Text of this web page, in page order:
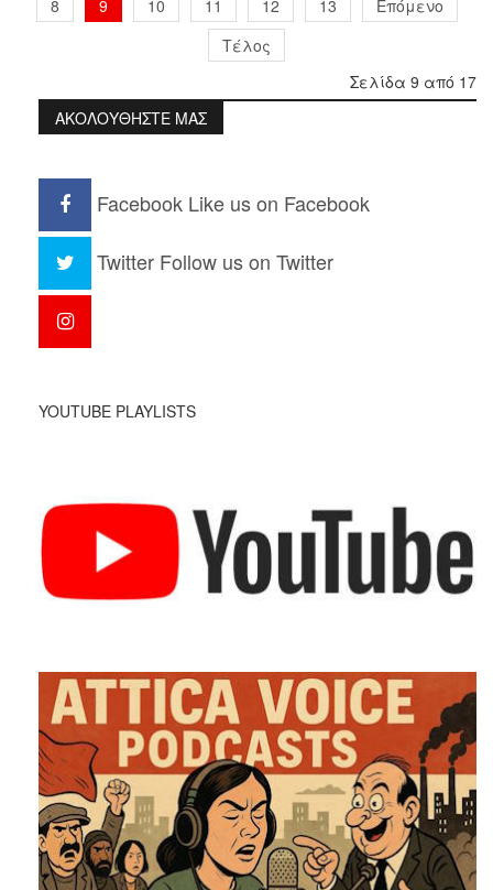
8 9 10 11 12 13
Επόμενο
Τέλος
Σελίδα 9 από 17
ΑΚΟΛΟΥΘΗΣΤΕ ΜΑΣ
Facebook Like us on Facebook
Twitter Follow us on Twitter
YOUTUBE PLAYLISTS